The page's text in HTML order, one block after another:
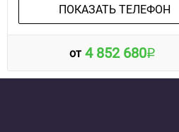
ПОКАЗАТЬ ТЕЛЕФОН
от 4 852 680